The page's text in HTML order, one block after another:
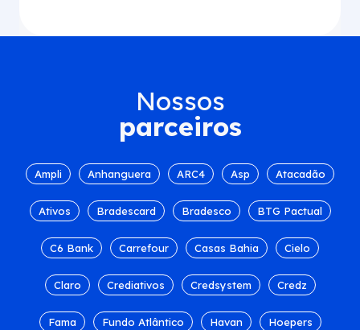
Nossos
parceiros
Ampli Anhanguera ARC4 Asp Atacadão
Ativos Bradescard Bradesco BTG Pactual
C6 Bank Carrefour Casas Bahia Cielo
Claro Crediativos Credsystem Credz
Fama Fundo Atlântico Havan Hoepers